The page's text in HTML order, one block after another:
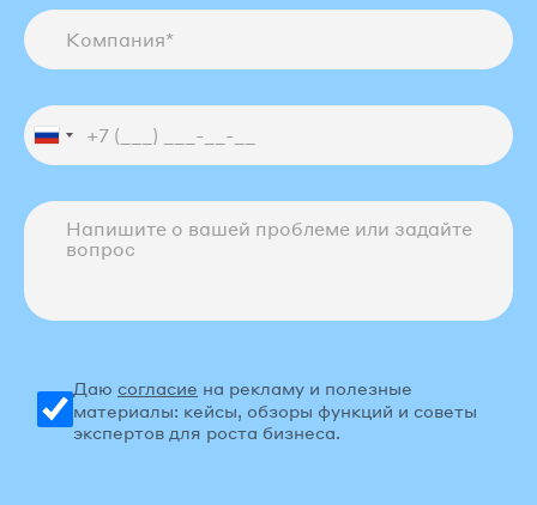
Даю согласие на рекламу и полезные
материалы: кейсы, обзоры функций и советы
экспертов для роста бизнеса.